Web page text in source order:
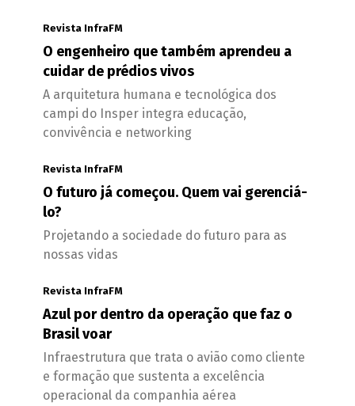
Revista InfraFM
O engenheiro que também aprendeu a
cuidar de prédios vivos
A arquitetura humana e tecnológica dos
campi do Insper integra educação,
convivência e networking
Revista InfraFM
O futuro já começou. Quem vai gerenciá-
lo?
Projetando a sociedade do futuro para as
nossas vidas
Revista InfraFM
Azul por dentro da operação que faz o
Brasil voar
Infraestrutura que trata o avião como cliente
e formação que sustenta a excelência
operacional da companhia aérea